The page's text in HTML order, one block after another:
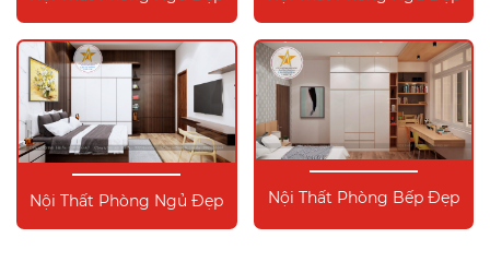
Nội Thất Phòng Ngủ Đẹp Nội Thất Phòng Bếp Đẹp